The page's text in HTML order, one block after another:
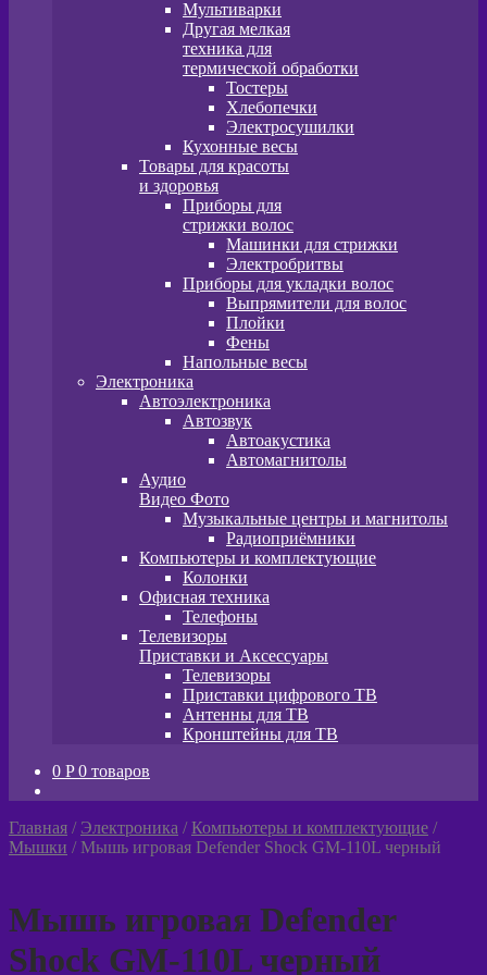
Мультиварки
Другая мелкая
техника для
термической обработки
Тостеры
Хлебопечки
Электросушилки
Кухонные весы
Товары для красоты
и здоровья
Приборы для
стрижки волос
Машинки для стрижки
Электробритвы
Приборы для укладки волос
Выпрямители для волос
Плойки
Фены
Напольные весы
Электроника
Автоэлектроника
Автозвук
Автоакустика
Автомагнитолы
Аудио
Видео Фото
Музыкальные центры и магнитолы
Радиоприёмники
Компьютеры и комплектующие
Колонки
Офисная техника
Телефоны
Телевизоры
Приставки и Аксессуары
Телевизоры
Приставки цифрового ТВ
Антенны для ТВ
Кронштейны для ТВ
0 P 0 товаров
Главная / Электроника /Компьютеры и комплектующие /
Мышки /Мышь игровая Defender Shock GM-110L черный
Мышь игровая Defender
Shock GM-110L черный